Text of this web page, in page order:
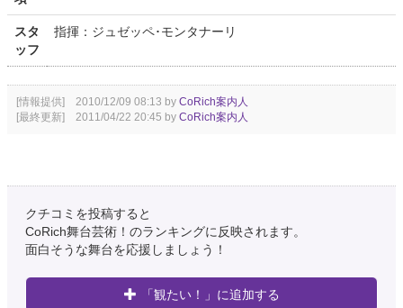
スタ
ッフ
指揮：ジュゼッペ･モンタナーリ
[情報提供] 2010/12/09 08:13 by CoRich案内人
[最終更新] 2011/04/22 20:45 by CoRich案内人
クチコミを投稿すると
CoRich舞台芸術！のランキングに反映されます。
面白そうな舞台を応援しましょう！
「観たい！」に追加する